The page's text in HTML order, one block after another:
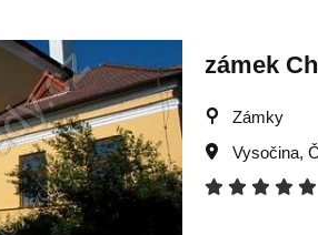
zámek
Zámky
Vysočina,